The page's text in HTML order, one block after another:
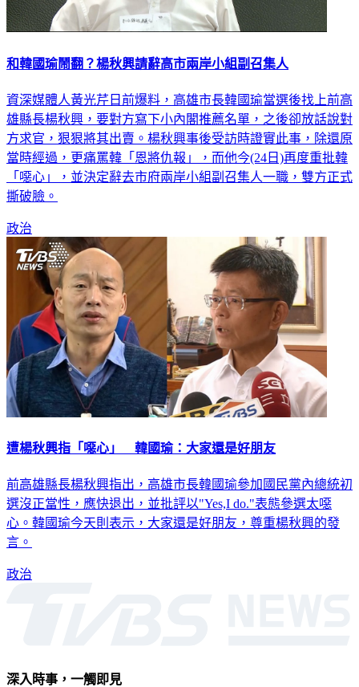
和韓國瑜鬧翻？楊秋興請辭高市兩岸小組副召集人
資深媒體人黃光芹日前爆料，高雄市長韓國瑜當選後找上前高
雄縣長楊秋興，要對方寫下小內閣推薦名單，之後卻放話說對
方求官，狠狠將其出賣。楊秋興事後受訪時證實此事，除還原
當時經過，更痛罵韓「恩將仇報」，而他今(24日)再度重批韓
「噁心」，並決定辭去市府兩岸小組副召集人一職，雙方正式
撕破臉。
政治
遭楊秋興指「噁心」 韓國瑜：大家還是好朋友
前高雄縣長楊秋興指出，高雄市長韓國瑜參加國民黨內總統初
選沒正當性，應快退出，並批評以"Yes,I do."表態參選太噁
心。韓國瑜今天則表示，大家還是好朋友，尊重楊秋興的發
言。
政治
深入時事，一觸即見